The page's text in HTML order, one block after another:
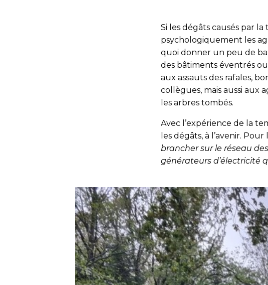
Si les dégâts causés par
psychologiquement les
quoi donner un peu de
des bâtiments éventrés
aux assauts des rafales,
collègues, mais aussi aux
les arbres tombés.
Avec l’expérience de la
les dégâts, à l’avenir.
brancher sur le réseau
générateurs d’électricité